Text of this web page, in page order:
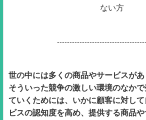
ない方
世の中には多くの商品やサービスがあ
そういった競争の激しい環境のなか
ていくためには、いかに顧客に対し
ビスの認知度を高め、提供する商品